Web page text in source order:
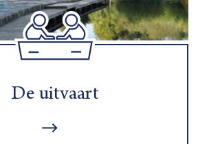
De uitvaart